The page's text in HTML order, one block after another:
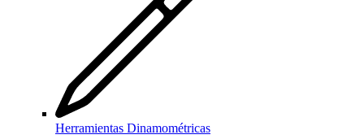
Herramientas Dinamométricas